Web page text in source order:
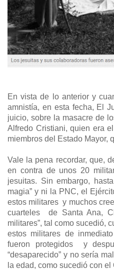
En vista de lo anterior y
amnistía, en esta fecha, El
juicio, sobre la masacre de
Alfredo Cristiani, quien era
miembros del Estado Mayor,
Vale la pena recordar, que,
en contra de unos 20
jesuitas. Sin embargo,
magia” y ni la PNC, el
estos militares y muchos
cuarteles
de Santa Ana,
militares”, tal como sucedió,
estos militares de
fueron protegidos
y
“desaparecido” y no sería
la edad, como sucedió con